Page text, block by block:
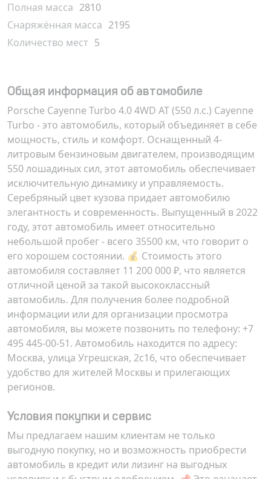
Полная масса 2810
Снаряжённая масса 2195
Количество мест 5
Общая информация об автомобиле
Porsche Cayenne Turbo 4.0 4WD AT (550 л.с.) Cayenne
Turbo - это автомобиль, который объединяет в себе
мощность, стиль и комфорт. Оснащенный 4-
литровым бензиновым двигателем, производящим
550 лошадиных сил, этот автомобиль обеспечивает
исключительную динамику и управляемость.
Серебряный цвет кузова придает автомобилю
элегантность и современность. Выпущенный в 2022
году, этот автомобиль имеет относительно
небольшой пробег - всего 35500 км, что говорит о
его хорошем состоянии. 💰 Стоимость этого
автомобиля составляет 11 200 000 ₽, что является
отличной ценой за такой высококлассный
автомобиль. Для получения более подробной
информации или для организации просмотра
автомобиля, вы можете позвонить по телефону: +7
495 445-00-51. Автомобиль находится по адресу:
Москва, улица Угрешская, 2с16, что обеспечивает
удобство для жителей Москвы и прилегающих
регионов.
Условия покупки и сервис
Мы предлагаем нашим клиентам не только
выгодную покупку, но и возможность приобрести
автомобиль в кредит или лизинг на выгодных